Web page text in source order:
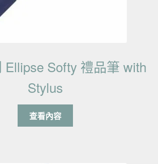
Ellipse Softy 禮品筆 with
Stylus
查看內容